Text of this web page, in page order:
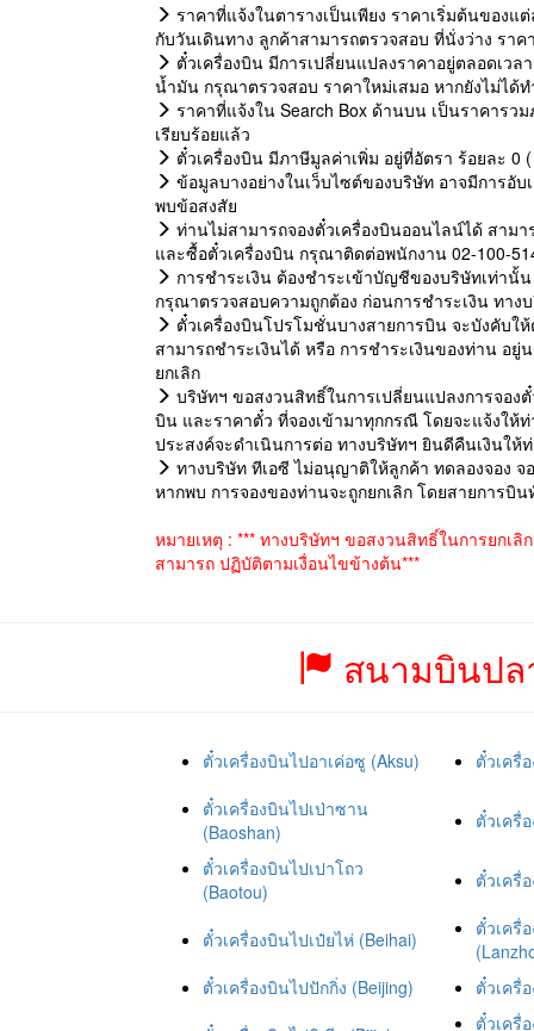
ราคาที่แจ้งในตารางเป็นเพียง ราคาเริ่มต้นของ
กับวันเดินทาง ลูกค้าสามารถตรวจสอบ ที่นั่งว่าง รา
ตั๋วเครื่องบิน มีการเปลี่ยนแปลงราคาอยู่ตลอดเว
น้ำมัน กรุณาตรวจสอบ ราคาใหม่เสมอ หากยังไม่ได้
ราคาที่แจ้งใน Search Box ด้านบน เป็นราคาร
เรียบร้อยแล้ว
ตั๋วเครื่องบิน มีภาษีมูลค่าเพิ่ม อยู่ที่อัตรา ร้อยละ 0
ข้อมูลบางอย่างในเว็บไซต์ของบริษัท อาจมีการอั
พบข้อสงสัย
ท่านไม่สามารถจองตั๋วเครื่องบินออนไลน์ได้ สาม
และซื้อตั๋วเครื่องบิน กรุณาติดต่อพนักงาน 02-100-
การชำระเงิน ต้องชำระเข้าบัญชีของบริษัทเท่า
กรุณาตรวจสอบความถูกต้อง ก่อนการชำระเงิน ทา
ตั๋วเครื่องบินโปรโมชั่นบางสายการบิน จะบังคับใ
สามารถชำระเงินได้ หรือ การชำระเงินของท่าน อ
ยกเลิก
บริษัทฯ ขอสงวนสิทธิ์ในการเปลี่ยนแปลงการจอง
บิน และราคาตั๋ว ที่จองเข้ามาทุกกรณี โดยจะแจ้งให้
ประสงค์จะดำเนินการต่อ ทางบริษัทฯ ยินดีคืนเงินให้
ทางบริษัท ทีเอซี ไม่อนุญาติให้ลูกค้า ทดลองจอง
หากพบ การจองของท่านจะถูกยกเลิก โดยสายการ
หมายเหตุ : *** ทางบริษัทฯ ขอสงวนสิทธิ์ในการยกเ
สามารถ ปฏิบัติตามเงื่อนไขข้างต้น***
สนามบินปล
ตั๋วเครื่องบินไปอาเค่อซู (Aksu)
ตั๋วเครื่
ตั๋วเครื่องบินไปเป่าซาน
(Baoshan)
ตั๋วเครื่
ตั๋วเครื่องบินไปเปาโถว
(Baotou)
ตั๋วเครื่
ตั๋วเครื่องบินไปเป๋ยไห่ (Beihai)
ตั๋วเครื่
ตั๋วเครื่องบินไปปักกิ่ง (Beijing)
ตั๋วเครื่
ตั๋วเครื่